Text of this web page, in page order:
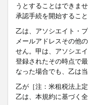
うとすることはできませ
承認手続を開始すること
乙は、アソシエイト・
メールアドレスその他
せん。甲は、アソシエ
登録されたその時点で
なった場合でも、乙は
乙が［注：米租税法上
乙は、本規約に基づく